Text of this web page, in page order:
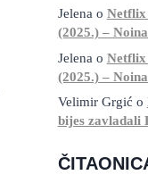
Jelenao Netflix
(2025.) –
Jelena o Netflix
(2025.) –
Velimir Grgić o
bijes zavladali